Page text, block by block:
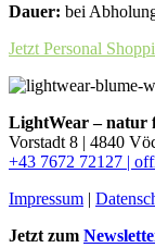
Dauer: bei
Jetzt Personal
LightWear – natur
Vorstadt 8 | 4840
+43 7672 72127 |
Impressum |
Jetzt zum